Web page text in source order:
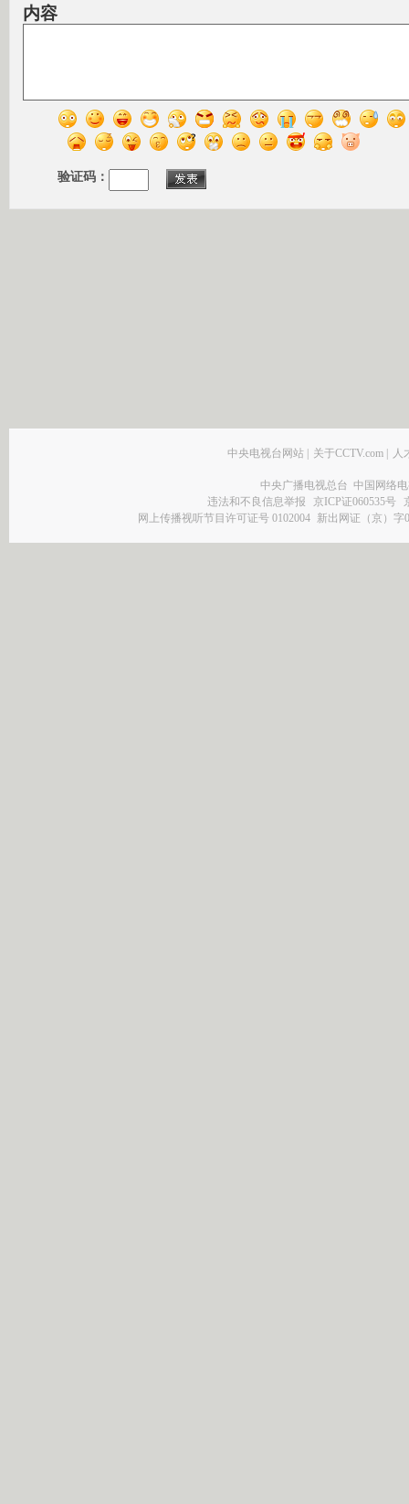
内容
验证码：
中央电视台网站 | 关于CCTV.com | 人
中央广播电视总台 中国网络
违法和不良信息举报
京ICP证060535号
网上传播视听节目许可证号 0102004 新出网证（京）